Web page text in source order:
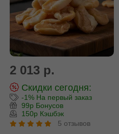
2 013 р.
Скидки сегодня:
-1% На первый заказ
99р Бонусов
150р Кэшбэк
5 отзывов